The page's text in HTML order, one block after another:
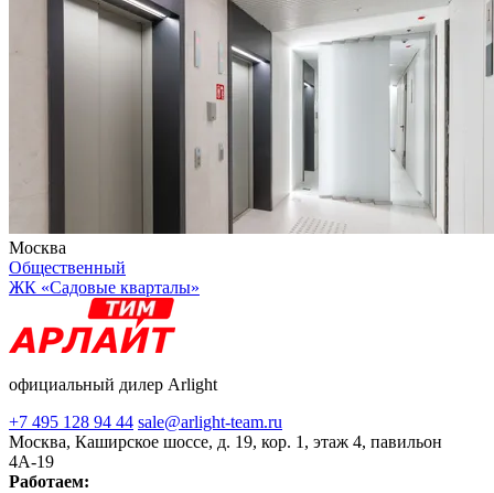
Москва
Общественный
ЖК «Садовые кварталы»
официальный дилер Arlight
+7 495 128 94 44 sale@arlight-team.ru
Москва, Каширское шоссе, д. 19, кор. 1, этаж 4, павильон
4А-19
Работаем: